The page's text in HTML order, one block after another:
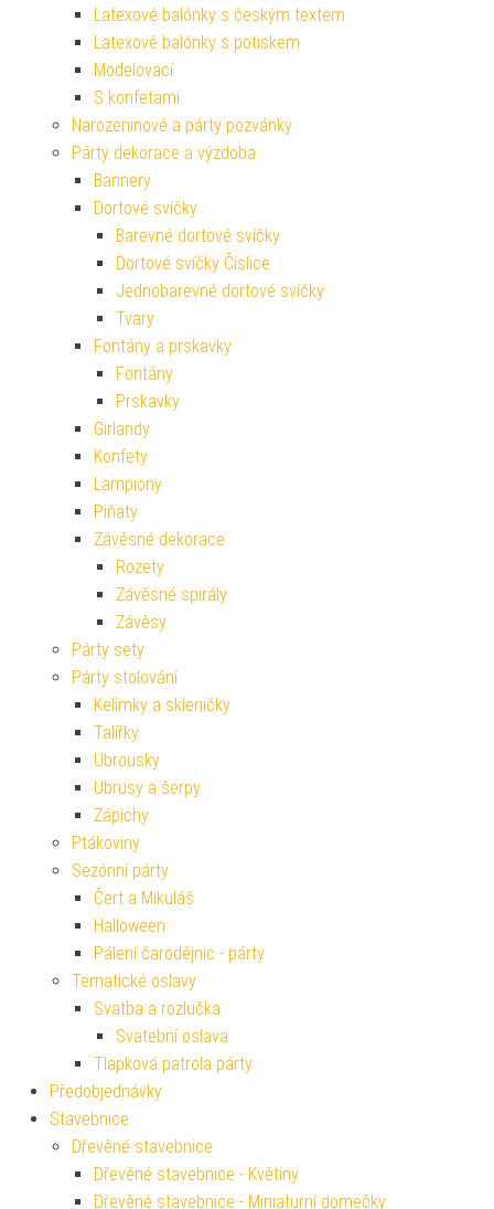
Latexové balónky s českým textem
Latexové balónky s potiskem
Modelovací
S konfetami
Narozeninové a párty pozvánky
Párty dekorace a výzdoba
Bannery
Dortové svíčky
Barevné dortové svíčky
Dortové svíčky Číslice
Jednobarevné dortové svíčky
Tvary
Fontány a prskavky
Fontány
Prskavky
Girlandy
Konfety
Lampiony
Piňaty
Závěsné dekorace
Rozety
Závěsné spirály
Závěsy
Párty sety
Párty stolování
Kelímky a skleničky
Talířky
Ubrousky
Ubrusy a šerpy
Zápichy
Ptákoviny
Sezónní párty
Čert a Mikuláš
Halloween
Pálení čarodějnic - párty
Tematické oslavy
Svatba a rozlučka
Svatební oslava
Tlapková patrola párty
Předobjednávky
Stavebnice
Dřevěné stavebnice
Dřevěné stavebnice - Květiny
Dřevěné stavebnice - Miniaturní domečky